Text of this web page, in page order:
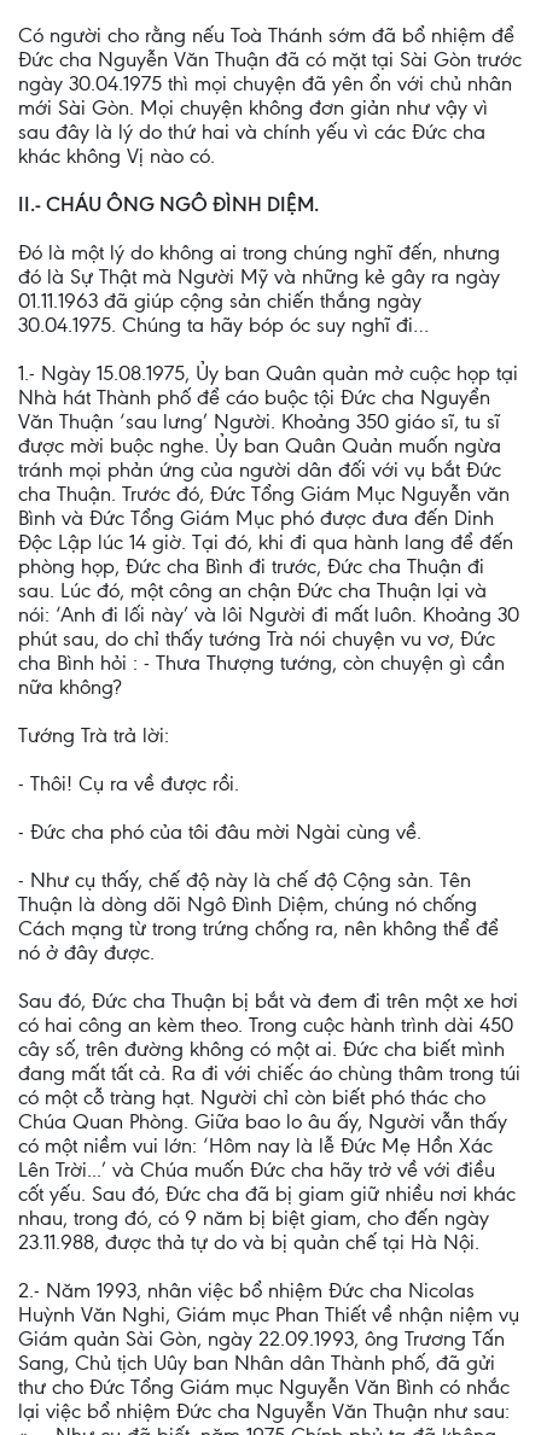
Có người cho rằng nếu Toà Thánh sớm đã bổ nhiệm để
Ðức cha Nguyễn Văn Thuận đã có mặt tại Sài Gòn trước
ngày 30.04.1975 thì mọi chuyện đã yên ổn với chủ nhân
mới Sài Gòn. Mọi chuyện không đơn giản như vậy vì
sau đây là lý do thứ hai và chính yếu vì các Ðức cha
khác không Vị nào có.
II.- CHÁU ÔNG NGÔ ÐÌNH DIỆM.
Ðó là một lý do không ai trong chúng nghĩ đến, nhưng
đó là Sự Thật mà Người Mỹ và những kẻ gây ra ngày
01.11.1963 đã giúp cộng sản chiến thắng ngày
30.04.1975. Chúng ta hãy bóp óc suy nghĩ đi…
1.- Ngày 15.08.1975, Ủy ban Quân quản mở cuộc họp tại
Nhà hát Thành phố để cáo buộc tội Ðức cha Nguyển
Văn Thuận ‘sau lưng’ Người. Khoảng 350 giáo sĩ, tu sĩ
được mời buộc nghe. Ủy ban Quân Quản muốn ngừa
tránh mọi phản ứng của người dân đối với vụ bắt Ðức
cha Thuận. Trước đó, Đức Tổng Giám Mục Nguyễn văn
Bình và Đức Tổng Giám Mục phó được đưa đến Dinh
Độc Lập lúc 14 giờ. Tại đó, khi đi qua hành lang để đến
phòng họp, Ðức cha Bình đi trước, Ðức cha Thuận đi
sau. Lúc đó, một công an chận Ðức cha Thuận lại và
nói: ‘Anh đi lối này’ và lôi Người đi mất luôn. Khoảng 30
phút sau, do chỉ thấy tướng Trà nói chuyện vu vơ, Ðức
cha Bình hỏi : - Thưa Thượng tướng, còn chuyện gì cần
nữa không?
Tướng Trà trả lời:
- Thôi! Cụ ra về được rồi.
- Ðức cha phó của tôi đâu mời Ngài cùng về.
- Như cụ thấy, chế độ này là chế độ Cộng sản. Tên
Thuận là dòng dõi Ngô Ðình Diệm, chúng nó chống
Cách mạng từ trong trứng chống ra, nên không thể để
nó ở đây được.
Sau đó, Ðức cha Thuận bị bắt và đem đi trên một xe hơi
có hai công an kèm theo. Trong cuộc hành trình dài 450
cây số, trên đường không có một ai. Ðức cha biết mình
đang mất tất cả. Ra đi với chiếc áo chùng thâm trong túi
có một cỗ tràng hạt. Người chỉ còn biết phó thác cho
Chúa Quan Phòng. Giữa bao lo âu ấy, Người vẫn thấy
có một niềm vui lớn: ‘Hôm nay là lễ Đức Mẹ Hồn Xác
Lên Trời...’ và Chúa muốn Ðức cha hãy trở về với điều
cốt yếu. Sau đó, Ðức cha đã bị giam giữ nhiều nơi khác
nhau, trong đó, có 9 năm bị biệt giam, cho đến ngày
23.11.988, được thả tự do và bị quản chế tại Hà Nội.
2.- Năm 1993, nhân việc bổ nhiệm Ðức cha Nicolas
Huỳnh Văn Nghi, Giám mục Phan Thiết về nhận niệm vụ
Giám quản Sài Gòn, ngày 22.09.1993, ông Trương Tấn
Sang, Chủ tịch Uûy ban Nhân dân Thành phố, đã gửi
thư cho Ðức Tổng Giám mục Nguyễn Văn Bình có nhắc
lại việc bổ nhiệm Ðức cha Nguyễn Văn Thuận như sau: